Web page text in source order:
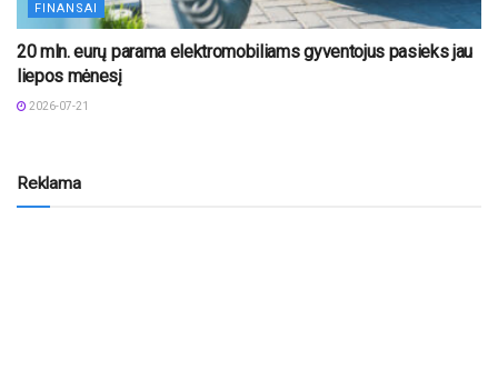
FINANSAI
20 mln. eurų parama elektromobiliams gyventojus pasieks jau
liepos mėnesį
2026-07-21
Reklama